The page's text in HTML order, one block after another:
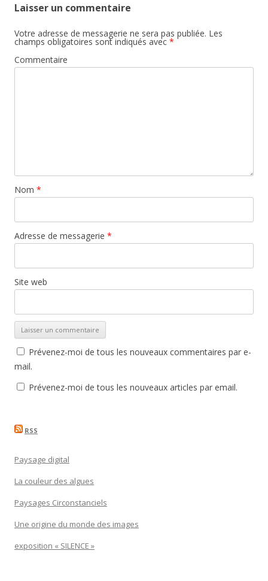
Laisser un commentaire
Votre adresse de messagerie ne sera pas publiée. Les
champs obligatoires sont indiqués avec *
Commentaire
Nom *
Adresse de messagerie *
Site web
Prévenez-moi de tous les nouveaux commentaires par e-
mail.
Prévenez-moi de tous les nouveaux articles par email.
RSS
Paysage digital
La couleur des algues
Paysages Circonstanciels
Une origine du monde des images
exposition « SILENCE »